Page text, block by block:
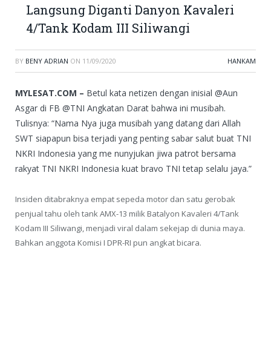
Langsung Diganti Danyon Kavaleri
4/Tank Kodam III Siliwangi
BY BENY ADRIAN ON 11/09/2020 HANKAM
MYLESAT.COM – Betul kata netizen dengan inisial @Aun
Asgar di FB @TNI Angkatan Darat bahwa ini musibah.
Tulisnya: “Nama Nya juga musibah yang datang dari Allah
SWT siapapun bisa terjadi yang penting sabar salut buat TNI
NKRI Indonesia yang me nunyjukan jiwa patrot bersama
rakyat TNI NKRI Indonesia kuat bravo TNI tetap selalu jaya.”
Insiden ditabraknya empat sepeda motor dan satu gerobak
penjual tahu oleh tank AMX-13 milik Batalyon Kavaleri 4/Tank
Kodam III Siliwangi, menjadi viral dalam sekejap di dunia maya.
Bahkan anggota Komisi I DPR-RI pun angkat bicara.